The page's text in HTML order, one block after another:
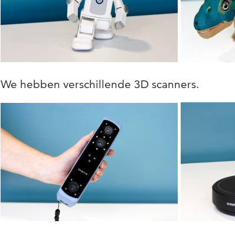
We hebben verschillende 3D scanners.